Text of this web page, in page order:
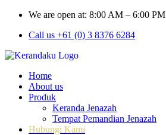
We are open at: 8:00 AM – 6:00 PM
Call us +61 (0) 3 8376 6284
Home
About us
Produk
Keranda Jenazah
Tempat Pemandian Jenazah
Hubungi Kami